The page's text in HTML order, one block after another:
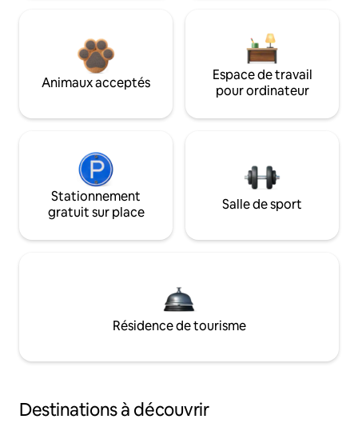
Animaux acceptés
Espace de travail
pour ordinateur
Stationnement
gratuit sur place
Salle de sport
Résidence de tourisme
Destinations à découvrir